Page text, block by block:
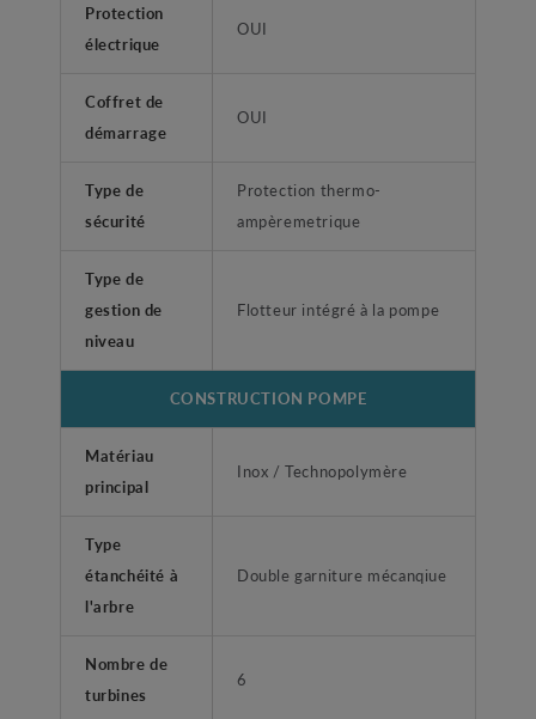
Protection
électrique
OUI
Coffret de
démarrage
OUI
Type de
sécurité
Protection thermo-
ampèremetrique
Type de
gestion de
niveau
Flotteur intégré à la pompe
CONSTRUCTION POMPE
Matériau
principal
Inox / Technopolymère
Type
étanchéité à
l'arbre
Double garniture mécanqiue
Nombre de
turbines
6